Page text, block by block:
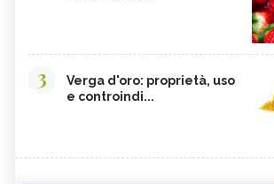
3
Verga d'oro: proprietà, uso
e controindi...